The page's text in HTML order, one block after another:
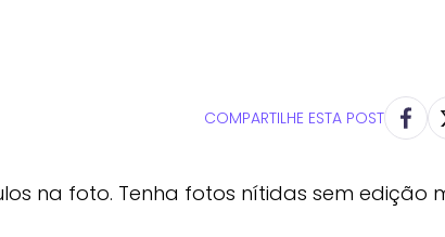
COMPARTILHE ESTA POST
na foto. Tenha fotos nítidas sem edição